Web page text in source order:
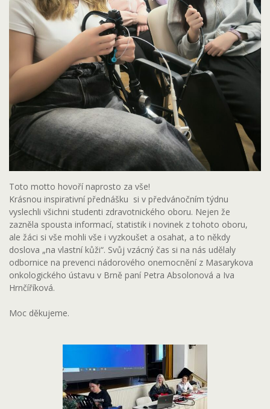
Toto motto hovoří naprosto za vše!
Krásnou inspirativní přednášku si v předvánočním týdnu
vyslechli všichni studenti zdravotnického oboru. Nejen že
zazněla spousta informací, statistik i novinek z tohoto oboru,
ale žáci si vše mohli vše i vyzkoušet a osahat, a to někdy
doslova „na vlastní kůži“. Svůj vzácný čas si na nás udělaly
odbornice na prevenci nádorového onemocnění z Masarykova
onkologického ústavu v Brně paní Petra Absolonová a Iva
Hrnčíříková.
Moc děkujeme.